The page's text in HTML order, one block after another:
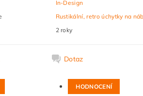
In-Design
Rustikální, retro úchytky na
2 roky
Dotaz
HODNOCENÍ